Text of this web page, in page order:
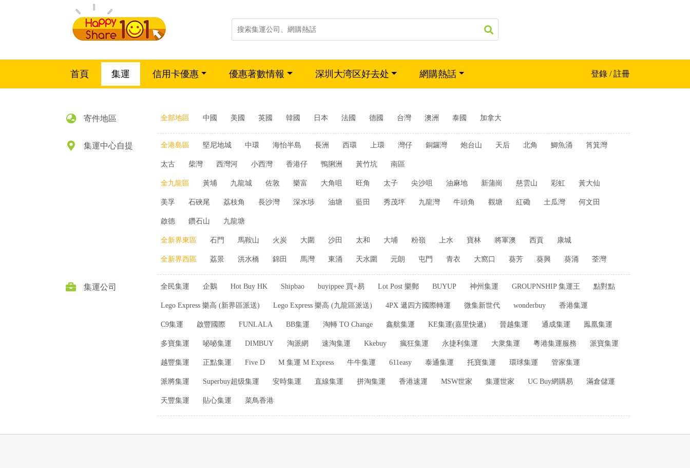
首頁 集運 信用卡優惠 優惠著數情報 深圳大湾区好去处 網購熱話 登錄 / 註冊
寄件地區 全部地區 中國 美國 英國 韓國 日本 法國 德國 台灣 澳洲 泰國 加拿大
集運中心自提 全港島區 堅尼地城 中環 海怡半島 長洲 西環 上環 灣仔 銅鑼灣 炮台山 天后 北角 鯽魚涌 筲箕灣
太古 柴灣 西灣河 小西灣 香港仔 鴨脷洲 黃竹坑 南區
全九龍區 黃埔 九龍城 佐敦 樂富 大角咀 旺角 太子 尖沙咀 油麻地 新蒲崗 慈雲山 彩虹 黃大仙
美孚 石硤尾 荔枝角 長沙灣 深水埗 油塘 藍田 秀茂坪 九龍灣 牛頭角 觀塘 紅磡 土瓜灣 何文田
啟德 鑽石山 九龍塘
全新界東區 石門 馬鞍山 火炭 大圍 沙田 太和 大埔 粉嶺 上水 寶林 將軍澳 西貢 康城
全新界西區 荔景 洪水橋 錦田 馬灣 東涌 天水圍 元朗 屯門 青衣 大窩口 葵芳 葵興 葵涌 荃灣
集運公司 全民集運 企鵝 Hot Buy HK Shipbao buyippee 買+易 Lot Post 樂郵 BUYUP 神州集運 GROUPNSHIP 集運王 點對點
Lego Express 樂高 (新界區派送) Lego Express 樂高 (九龍區派送) 4PX 遞四方國際轉運 微集新世代 wonderbuy 香港集運
C9集運 啟豐國際 FUNLALA BB集運 淘轉 TO Change 鑫航集運 KE集運(嘉里快遞) 晉越集運 通成集運 鳯凰集運
多寶集運 咇咇集運 DIMBUY 淘派網 速淘集運 Kkebuy 瘋狂集運 永捷利集運 大衆集運 粵港集運服務 派寶集運
越豐集運 正點集運 Five D M 集運 M Express 牛牛集運 611easy 泰通集運 托寶集運 環球集運 管家集運
派將集運 Superbuy超级集運 安時集運 直線集運 拼淘集運 香港速運 MSW世家 集運世家 UC Buy網購易 滿倉儲運
天豐集運 貼心集運 菜鳥香港